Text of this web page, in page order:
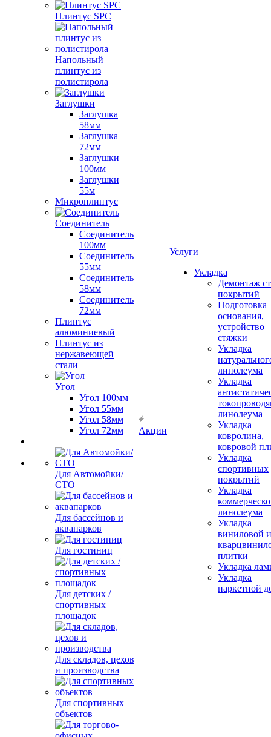
Плинтус SPC
Напольный
плинтус из
полистирола
Заглушки
Заглушка
58мм
Заглушка
72мм
Заглушки
100мм
Заглушки
55м
Микроплинтус
Соединитель
Соединитель
100мм
Соединитель
55мм
Соединитель
58мм
Соединитель
72мм
Плинтус
алюминиевый
Плинтус из
нержавеющей
стали
Угол
Угол 100мм
Угол 55мм
Угол 58мм
Угол 72мм
Для Автомойки/
СТО
Для бассейнов и
аквапарков
Для гостиниц
Для детских /
спортивных
площадок
Для складов, цехов
и производства
Для спортивных
объектов
Акции
Услуги
Укладка
Демонтаж
покрытий
Подготовка
основания,
устройство
стяжки
Укладка
линолеума
Укладка
линолеума
Укладка
ковролина,
ковровой
Укладка
спортивных
покрытий
Укладка
линолеума
Укладка
виниловой и
плитки
Укладка
Укладка
паркетной